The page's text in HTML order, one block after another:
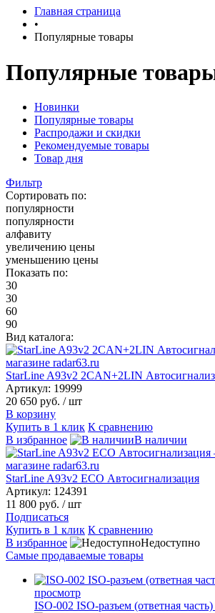
Главная страница
•
Популярные товары
Популярные
Новинки
Популярные товары
Распродажи и скидки
Рекомендуемые товары
Товар дня
Фильтр
Сортировать по:
популярности
популярности
алфавиту
увеличению цены
уменьшению цены
Показать по:
30
30
60
90
Вид каталога:
StarLine A93v2 2CAN+2LIN
Артикул: 19999
20 650 руб. / шт
В корзину
Купить в 1 клик К сравнению
В избранное
В наличии
StarLine A93v2 ECO Автосигнализация
Артикул: 124391
11 800 руб. / шт
Подписаться
Купить в 1 клик К сравнению
В избранное
Недоступно
Самые продаваемые товары
просмотр
ISO-002 ISO-разъем (ответная